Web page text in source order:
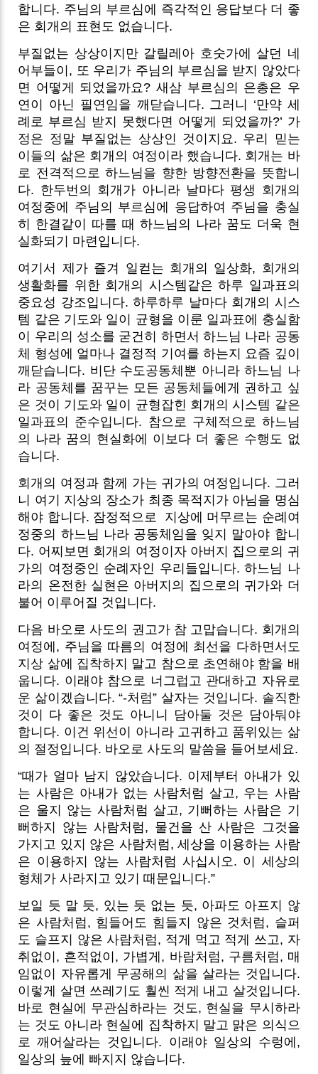
합니다. 주님의 부르심에 즉각적인 응답보다 더 좋
은 회개의 표현도 없습니다.
부질없는 상상이지만 갈릴레아 호숫가에 살던 네
어부들이, 또 우리가 주님의 부르심을 받지 않았다
면 어떻게 되었을까요? 새삼 부르심의 은총은 우
연이 아닌 필연임을 깨닫습니다. 그러니 ‘만약 세
례로 부르심 받지 못했다면 어떻게 되었을까?’ 가
정은 정말 부질없는 상상인 것이지요. 우리 믿는
이들의 삶은 회개의 여정이라 했습니다. 회개는 바
로 전격적으로 하느님을 향한 방향전환을 뜻합니
다. 한두번의 회개가 아니라 날마다 평생 회개의
여정중에 주님의 부르심에 응답하여 주님을 충실
히 한결같이 따를 때 하느님의 나라 꿈도 더욱 현
실화되기 마련입니다.
여기서 제가 즐겨 일컫는 회개의 일상화, 회개의
생활화를 위한 회개의 시스템같은 하루 일과표의
중요성 강조입니다. 하루하루 날마다 회개의 시스
템 같은 기도와 일이 균형을 이룬 일과표에 충실함
이 우리의 성소를 굳건히 하면서 하느님 나라 공동
체 형성에 얼마나 결정적 기여를 하는지 요즘 깊이
깨닫습니다. 비단 수도공동체뿐 아니라 하느님 나
라 공동체를 꿈꾸는 모든 공동체들에게 권하고 싶
은 것이 기도와 일이 균형잡힌 회개의 시스템 같은
일과표의 준수입니다. 참으로 구체적으로 하느님
의 나라 꿈의 현실화에 이보다 더 좋은 수행도 없
습니다.
회개의 여정과 함께 가는 귀가의 여정입니다. 그러
니 여기 지상의 장소가 최종 목적지가 아님을 명심
해야 합니다. 잠정적으로
지상에 머무르는 순례여
정중의 하느님 나라 공동체임을 잊지 말아야 합니
다. 어찌보면 회개의 여정이자 아버지 집으로의 귀
가의 여정중인 순례자인 우리들입니다. 하느님 나
라의 온전한 실현은 아버지의 집으로의 귀가와 더
불어 이루어질 것입니다.
다음 바오로 사도의 권고가 참 고맙습니다. 회개의
여정에, 주님을 따름의 여정에 최선을 다하면서도
지상 삶에 집착하지 말고 참으로 초연해야 함을 배
웁니다. 이래야 참으로 너그럽고 관대하고 자유로
운 삶이겠습니다. “-처럼” 살자는 것입니다. 솔직한
것이 다 좋은 것도 아니니 담아둘 것은 담아둬야
합니다. 이건 위선이 아니라 고귀하고 품위있는 삶
의 절정입니다. 바오로 사도의 말씀을 들어보세요.
“때가 얼마 남지 않았습니다. 이제부터 아내가 있
는 사람은 아내가 없는 사람처럼 살고, 우는 사람
은 울지 않는 사람처럼 살고, 기뻐하는 사람은 기
뻐하지 않는 사람처럼, 물건을 산 사람은 그것을
가지고 있지 않은 사람처럼, 세상을 이용하는 사람
은 이용하지 않는 사람처럼 사십시오. 이 세상의
형체가 사라지고 있기 때문입니다.”
보일 듯 말 듯, 있는 듯 없는 듯, 아파도 아프지 않
은 사람처럼, 힘들어도 힘들지 않은 것처럼, 슬퍼
도 슬프지 않은 사람처럼, 적게 먹고 적게 쓰고, 자
취없이, 흔적없이, 가볍게, 바람처럼, 구름처럼, 매
임없이 자유롭게 무공해의 삶을 살라는 것입니다.
이렇게 살면 쓰레기도 훨씬 적게 내고 살것입니다.
바로 현실에 무관심하라는 것도, 현실을 무시하라
는 것도 아니라 현실에 집착하지 말고 맑은 의식으
로 깨어살라는 것입니다. 이래야 일상의 수렁에,
일상의 늪에 빠지지 않습니다.